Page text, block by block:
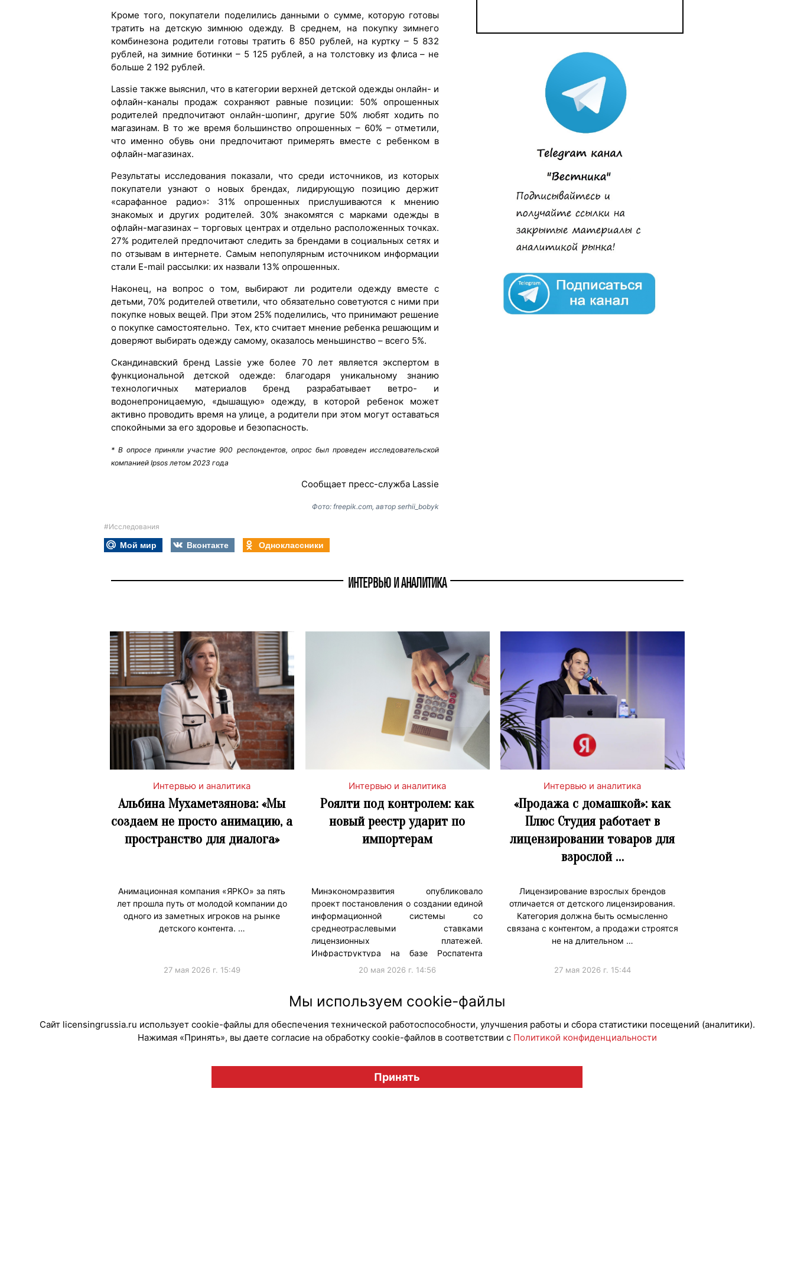
Кроме того, покупатели поделились данными о сумме, которую готовы
тратить на детскую зимнюю одежду. В среднем, на покупку зимнего
комбинезона родители готовы тратить 6 850 рублей, на куртку – 5 832
рублей, на зимние ботинки – 5 125 рублей, а на толстовку из флиса – не
больше 2 192 рублей.
Lassie также выяснил, что в категории верхней детской одежды онлайн- и
офлайн-каналы продаж сохраняют равные позиции: 50% опрошенных
родителей предпочитают онлайн-шопинг, другие 50% любят ходить по
магазинам. В то же время большинство опрошенных – 60% – отметили,
что именно обувь они предпочитают примерять вместе с ребенком в
офлайн-магазинах.
Результаты исследования показали, что среди источников, из которых
покупатели узнают о новых брендах, лидирующую позицию держит
«сарафанное радио»: 31% опрошенных прислушиваются к мнению
знакомых и других родителей. 30% знакомятся с марками одежды в
офлайн-магазинах – торговых центрах и отдельно расположенных точках.
27% родителей предпочитают следить за брендами в социальных сетях и
по отзывам в интернете. Самым непопулярным источником информации
стали E-mail рассылки: их назвали 13% опрошенных.
Наконец, на вопрос о том, выбирают ли родители одежду вместе с
детьми, 70% родителей ответили, что обязательно советуются с ними при
покупке новых вещей. При этом 25% поделились, что принимают решение
о покупке самостоятельно. Тех, кто считает мнение ребенка решающим и
доверяют выбирать одежду самому, оказалось меньшинство – всего 5%.
Скандинавский бренд Lassie уже более 70 лет является экспертом в
функциональной детской одежде: благодаря уникальному знанию
технологичных материалов бренд разрабатывает ветро- и
водонепроницаемую, «дышащую» одежду, в которой ребенок может
активно проводить время на улице, а родители при этом могут оставаться
спокойными за его здоровье и безопасность.
* В опросе приняли участие 900 респондентов, опрос был проведен исследовательской
компанией Ipsos летом 2023 года
Сообщает пресс-служба Lassie
Фото: freepik.com, автор serhii_bobyk
#Исследования
Мой мир Вконтакте Одноклассники
ИНТЕРВЬЮ И АНАЛИТИКА
Интервью и аналитика
Альбина Мухаметзянова: «Мы
создаем не просто анимацию, а
пространство для диалога»
Анимационная компания «ЯРКО» за пять
лет прошла путь от молодой компании до
одного из заметных игроков на рынке
детского контента. …
27 мая 2026 г. 15:49
Интервью и аналитика
Роялти под контролем: как
новый реестр ударит по
импортерам
Минэкономразвития опубликовало
проект постановления о создании единой
информационной системы со
среднеотраслевыми ставками
лицензионных платежей.
Инфраструктура на базе Роспатента
будет собирать …20 мая 2026 г. 14:56
Интервью и аналитика
«Продажа с домашкой»: как
Плюс Студия работает в
лицензировании товаров для
взрослой …
Лицензирование взрослых брендов
отличается от детского лицензирования.
Категория должна быть осмысленно
связана с контентом, а продажи строятся
не на длительном …
27 мая 2026 г. 15:44
© "Вестник лицензионного рынка", licensingrussia.ru, 2009-2026 12+
Мы используем cookie-файлы
Сайт licensingrussia.ru использует cookie-файлы для обеспечения технической работоспособности, улучшения работы и сбора статистики посещений (аналитики).
Нажимая «Принять», вы даете согласие на обработку cookie-файлов в соответствии с Политикой конфиденциальности
Принять